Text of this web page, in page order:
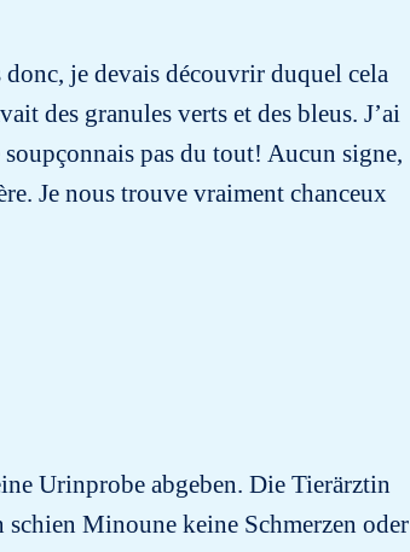
je devais découvrir duquel cela
des granules verts et des bleus. J’ai
pas du tout! Aucun signe,
Je nous trouve vraiment chanceux
Urinprobe abgeben. Die Tierärztin
Minoune keine Schmerzen oder